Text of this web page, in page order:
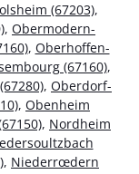
(67203),
, Obermodern-
, Oberhoffen-
(67160),
, Oberdorf-
, Obenheim
, Nordheim
, Niederrœdern